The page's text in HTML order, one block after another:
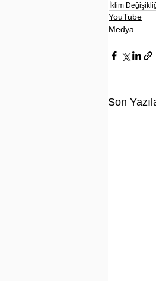
İklim
YouTube
Medya
Son